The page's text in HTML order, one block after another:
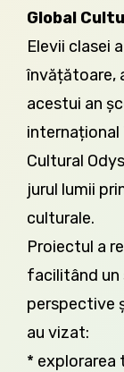
Global
Elevii clasei
învățătoare,
acestui an
internațional
Cultural
jurul lumii
culturale.
Proiectul a
facilitând un
perspective
au vizat:
* explorarea